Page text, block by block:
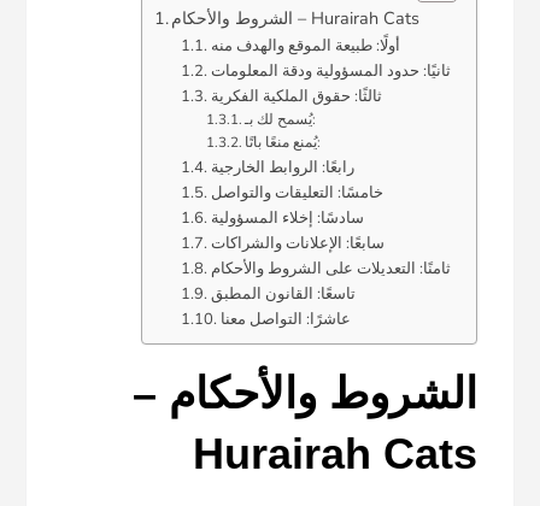
الشروط والأحكام – Hurairah Cats
أولًا: طبيعة الموقع والهدف منه
ثانيًا: حدود المسؤولية ودقة المعلومات
ثالثًا: حقوق الملكية الفكرية
يُسمح لك بـ:
يُمنع منعًا باتًا:
رابعًا: الروابط الخارجية
خامسًا: التعليقات والتواصل
سادسًا: إخلاء المسؤولية
سابعًا: الإعلانات والشراكات
ثامنًا: التعديلات على الشروط والأحكام
تاسعًا: القانون المطبق
عاشرًا: التواصل معنا
الشروط والأحكام –
Hurairah Cats